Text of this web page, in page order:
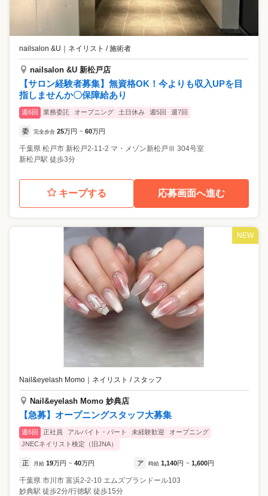
nailsalon &U ｜ ネイリスト / 施術者
nailsalon &U 新松戸店
【サロン経験者募集】無資格OK！今よりも収入UPを目
指しませんか〇保障給あり
週6回 業務委託 オープニング 土日休み 週5回 週7回
委 完全歩合 25万円 ~ 60万円
千葉県 松戸市 新松戸2-11-2 マ・メゾン新松戸Ⅲ 304号室
新松戸駅 徒歩3分
キープする 応募画面へ進む
NEW
Nail&eyelash Momo ｜ ネイリスト / スタッフ
Nail&eyelash Momo 妙典店
【急募】オープニングスタッフ大募集
週6回 正社員 アルバイト・パート 未経験歓迎
オープニング
JNECネイリスト検定（旧JNA）
正 月給 19万円 ~ 40万円 ア 時給 1,140円 ~ 1,600円
千葉県 市川市 富浜2-2-10 エムズプランドール103
妙典駅 徒歩2分/行徳駅 徒歩15分